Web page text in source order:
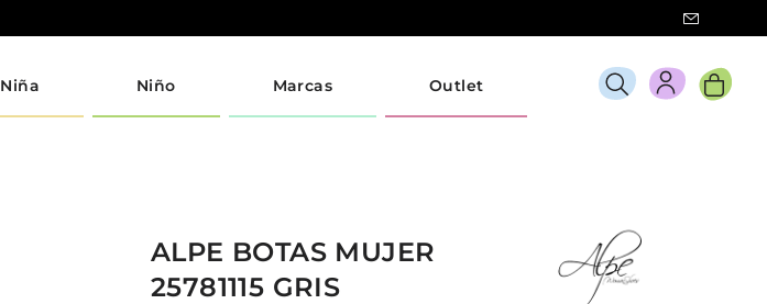
Niña Niño Marcas Outlet
ALPE BOTAS MUJER
25781115 GRIS